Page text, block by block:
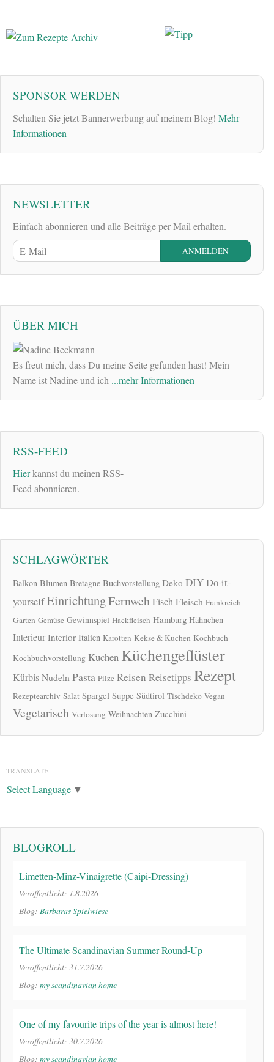
SPONSOR WERDEN
Schalten Sie jetzt Bannerwerbung auf meinem Blog! Mehr
Informationen
NEWSLETTER
Einfach abonnieren und alle Beiträge per Mail erhalten.
ÜBER MICH
Es freut mich, dass Du meine Seite gefunden hast! Mein
Name ist Nadine und ich ...mehr Informationen
RSS-FEED
Hierkannst du meinen RSS-
Feed abonnieren.
SCHLAGWÖRTER
Balkon Blumen Bretagne Buchvorstellung Deko DIYDo-it-
yourselfEinrichtungFernwehFischFleisch Frankreich
Garten Gemüse Gewinnspiel Hackfleisch Hamburg Hähnchen
Interieur Interior Italien Karotten Kekse & Kuchen Kochbuch
Kochbuchvorstellung Kuchen Küchengeflüster
KürbisNudeln Pasta Pilze Reisen Reisetipps Rezept
Rezeptearchiv Salat Spargel Suppe Südtirol Tischdeko Vegan
Vegetarisch Verlosung Weihnachten Zucchini
TRANSLATE
Select Language ▼
BLOGROLL
Limetten-Minz-Vinaigrette (Caipi-Dressing)
Veröffentlicht: 1.8.2026
Blog: Barbaras Spielwiese
The Ultimate Scandinavian Summer Round-Up
Veröffentlicht: 31.7.2026
Blog: my scandinavian home
One of my favourite trips of the year is almost here!
Veröffentlicht: 30.7.2026
Blog: my scandinavian home